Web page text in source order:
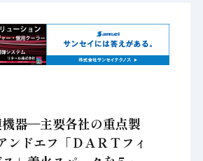
器―主要各社の重点製
ドエフ「ＤＡＲＴフィ